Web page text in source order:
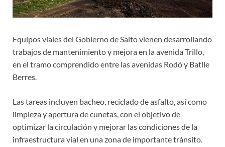
Equipos viales del Gobierno de Salto vienen desarrollando
trabajos de mantenimiento y mejora en la avenida Trillo,
en el tramo comprendido entre las avenidas Rodó y Batlle
Berres.
Las tareas incluyen bacheo, reciclado de asfalto, así como
limpieza y apertura de cunetas, con el objetivo de
optimizar la circulación y mejorar las condiciones de la
infraestructura vial en una zona de importante tránsito.